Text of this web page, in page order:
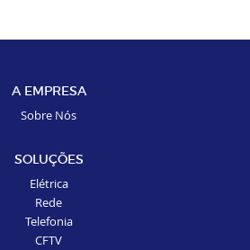
A EMPRESA
Sobre Nós
SOLUÇÕES
Elétrica
Rede
Telefonia
CFTV